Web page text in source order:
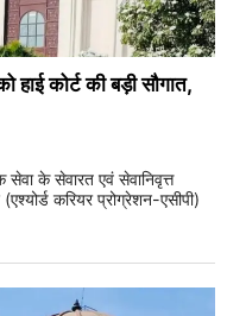
हाई कोर्ट की बड़ी सौगात,
सेवा के सेवारत एवं सेवानिवृत्त
करियर प्रोग्रेशन-एसीपी)